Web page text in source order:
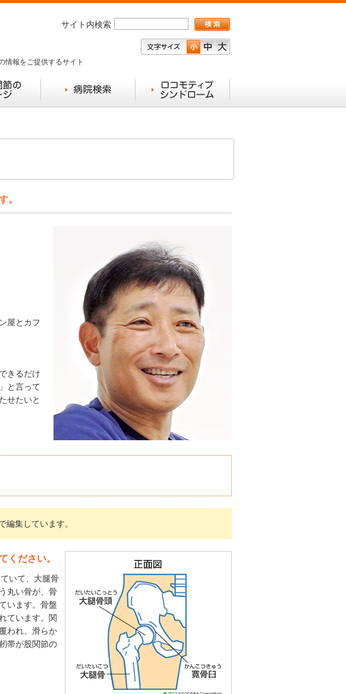
情報をご提供するサイト
サイト内検索
。
屋とカフ
きるだけ
と言って
せたいと
編集しています。
ください。
いて、大腿骨
丸い骨が、骨
います。骨盤
ています。関
われ、滑らか
帯が股関節の